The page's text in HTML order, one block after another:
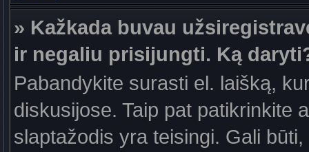
» Kažkada buvau
ir negaliu prisijungti. Ką
Pabandykite surasti el. laišką,
diskusijose. Taip pat patikrinkite
slaptažodis yra teisingi. Gali